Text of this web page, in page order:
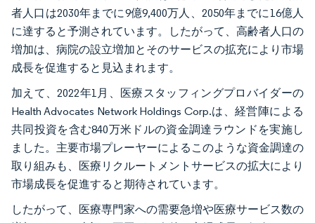
者人口は2030年までに9億9,400万人、2050年までに16億人
に達すると予測されています。したがって、高齢者人口の
増加は、病院の設立増加とそのサービスの拡充により市場
成長を促進すると見込まれます。
加えて、2022年1月、医療スタッフィングプロバイダーの
Health Advocates Network Holdings Corp.は、経営陣による
共同投資を含む840万米ドルの資金調達ラウンドを実施し
ました。主要市場プレーヤーによるこのような資金調達の
取り組みも、医療リクルートメントサービスの拡大により
市場成長を促進すると期待されています。
したがって、医療専門家への需要急増や医療サービス数の